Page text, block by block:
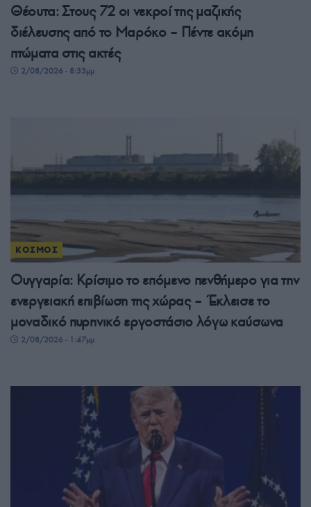
Θέουτα: Στους 72 οι νεκροί της μαζικής
διέλευσης από το Μαρόκο – Πέντε ακόμη
πτώματα στις ακτές
2/08/2026 - 8:33μμ
ΚΟΣΜΟΣ
Ουγγαρία: Κρίσιμο το επόμενο πενθήμερο για την
ενεργειακή επιβίωση της χώρας – Έκλεισε το
μοναδικό πυρηνικό εργοστάσιο λόγω καύσωνα
2/08/2026 - 1:47μμ